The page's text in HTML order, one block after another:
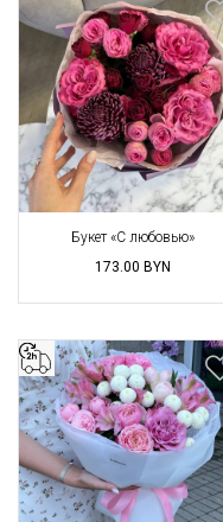
Букет «С любовью»
173.00 BYN